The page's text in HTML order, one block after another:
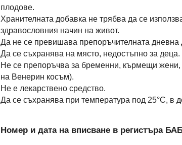
плодове.
Хранителната добавка не трябва да се
здравословния начин на живот.
Да не се превишава препоръчителната дневна
Да се съхранява на място, недостъпно за деца.
Не се препоръчва за бременни, кърмещи
на Венерин косъм).
Не е лекарствено средство.
Да се съхранява при температура под 25°C, в
Номер и дата на вписване в регистъра